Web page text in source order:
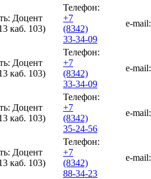
Доцент
каб. 103)
Телефон:
+7
(8342)
33-34-09
e-mail:
Доцент
каб. 103)
Телефон:
+7
(8342)
33-34-09
e-mail:
Доцент
каб. 103)
Телефон:
+7
(8342)
35-24-56
e-mail:
Доцент
каб. 103)
Телефон:
+7
(8342)
88-34-23
e-mail: